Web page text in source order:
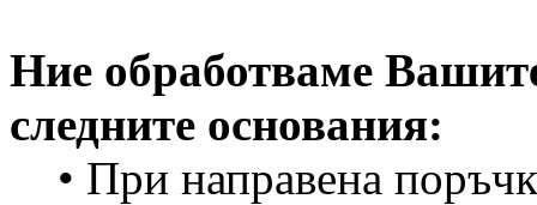
Ние обработваме
следните основания:
• При направена